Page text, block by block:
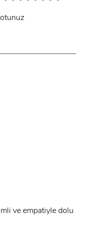
ve empatiyle dolu